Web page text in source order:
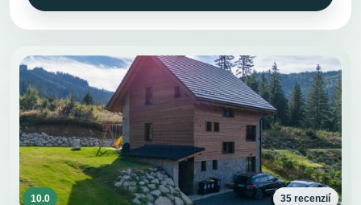
10.0 35 recenzií